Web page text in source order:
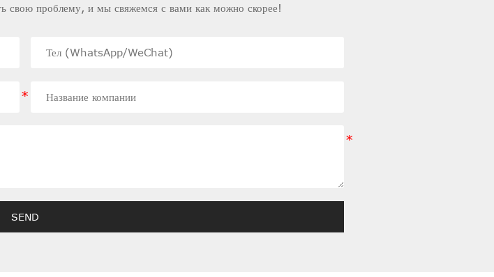
свою проблему, и мы свяжемся с вами как можно скорее!
SEND